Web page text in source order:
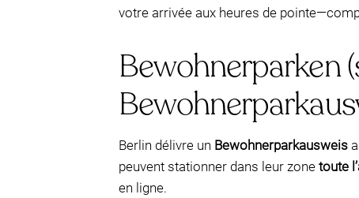
votre arrivée aux heures de
Bewohnerparken
Berlin délivre un Bewohnerparkausweis
peuvent stationner dans leur zone toute
en ligne.